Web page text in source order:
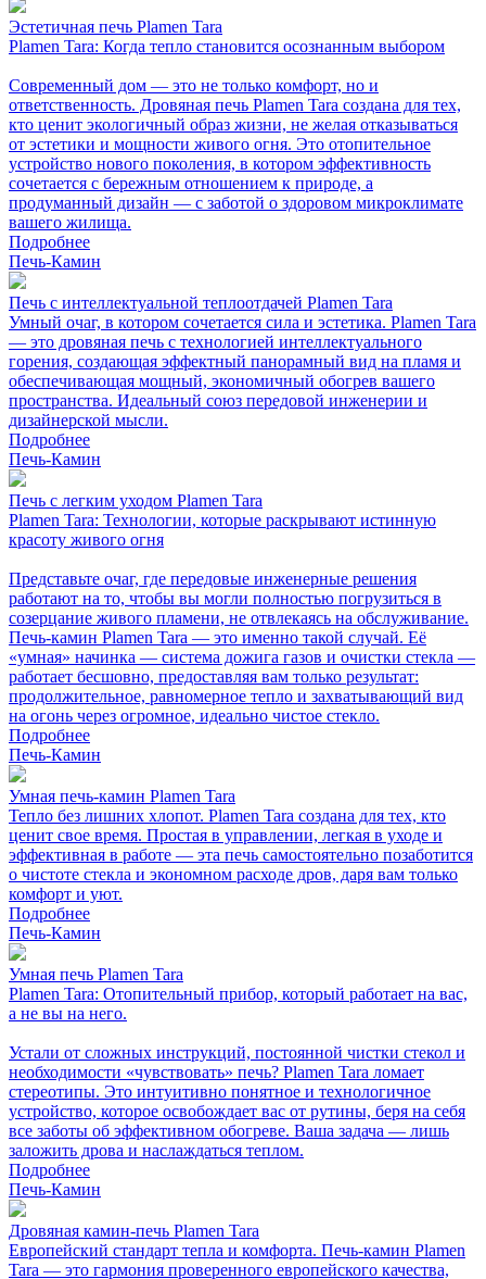
Эстетичная печь Plamen Tara
Plamen Tara: Когда тепло становится осознанным выбором
Современный дом — это не только комфорт, но и
ответственность. Дровяная печь Plamen Tara создана для тех,
кто ценит экологичный образ жизни, не желая отказываться
от эстетики и мощности живого огня. Это отопительное
устройство нового поколения, в котором эффективность
сочетается с бережным отношением к природе, а
продуманный дизайн — с заботой о здоровом микроклимате
вашего жилища.
Подробнее
Печь-Камин
Печь с интеллектуальной теплоотдачей Plamen Tara
Умный очаг, в котором сочетается сила и эстетика. Plamen Tara
— это дровяная печь с технологией интеллектуального
горения, создающая эффектный панорамный вид на пламя и
обеспечивающая мощный, экономичный обогрев вашего
пространства. Идеальный союз передовой инженерии и
дизайнерской мысли.
Подробнее
Печь-Камин
Печь с легким уходом Plamen Tara
Plamen Tara: Технологии, которые раскрывают истинную
красоту живого огня
Представьте очаг, где передовые инженерные решения
работают на то, чтобы вы могли полностью погрузиться в
созерцание живого пламени, не отвлекаясь на обслуживание.
Печь-камин Plamen Tara — это именно такой случай. Её
«умная» начинка — система дожига газов и очистки стекла —
работает бесшовно, предоставляя вам только результат:
продолжительное, равномерное тепло и захватывающий вид
на огонь через огромное, идеально чистое стекло.
Подробнее
Печь-Камин
Умная печь-камин Plamen Tara
Тепло без лишних хлопот. Plamen Tara создана для тех, кто
ценит свое время. Простая в управлении, легкая в уходе и
эффективная в работе — эта печь самостоятельно позаботится
о чистоте стекла и экономном расходе дров, даря вам только
комфорт и уют.
Подробнее
Печь-Камин
Умная печь Plamen Tara
Plamen Tara: Отопительный прибор, который работает на вас,
а не вы на него.
Устали от сложных инструкций, постоянной чистки стекол и
необходимости «чувствовать» печь? Plamen Tara ломает
стереотипы. Это интуитивно понятное и технологичное
устройство, которое освобождает вас от рутины, беря на себя
все заботы об эффективном обогреве. Ваша задача — лишь
заложить дрова и наслаждаться теплом.
Подробнее
Печь-Камин
Дровяная камин-печь Plamen Tara
Европейский стандарт тепла и комфорта. Печь-камин Plamen
Tara — это гармония проверенного европейского качества,